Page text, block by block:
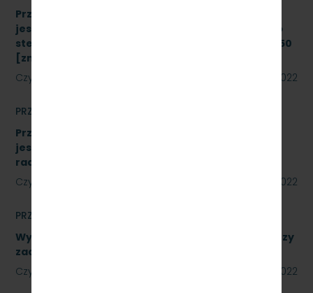
Przetarg nieograniczony, którego przedmiotem
jest modernizacja i rozbudowa systemu zdalnego
sterowania radiołącznością na linii kolejowej nr 250
[znak: SKMMU.086.43.22]
Czytaj dalej
19 lipca 2022
PRZETARGI
Przetarg nieograniczony, którego przedmiotem
jest wykonanie modernizacji istniejących
radiotelefonów [znak: SKMMU.086.41.22]
Czytaj dalej
18 lipca 2022
PRZETARGI
Wykonanie naprawy podzespołów, obejmujące trzy
zadania. Numer referencyjny: SKMMU.086.39.22
Czytaj dalej
18 lipca 2022